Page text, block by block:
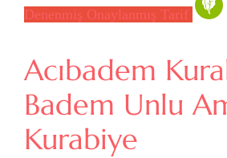
Denenmiş Onaylanmış Tarif
Acıbadem
Badem Unlu
Kurabiye